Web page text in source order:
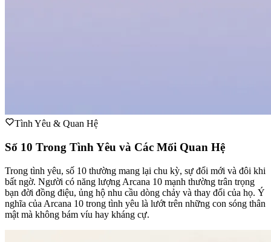
Tình Yêu & Quan Hệ
Số 10 Trong Tình Yêu và Các Mối Quan Hệ
Trong tình yêu, số 10 thường mang lại chu kỳ, sự đổi mới và đôi khi
bất ngờ. Người có năng lượng Arcana 10 mạnh thường trân trọng
bạn đời đồng điệu, ủng hộ nhu cầu dòng chảy và thay đổi của họ. Ý
nghĩa của Arcana 10 trong tình yêu là lướt trên những con sóng thân
mật mà không bám víu hay kháng cự.